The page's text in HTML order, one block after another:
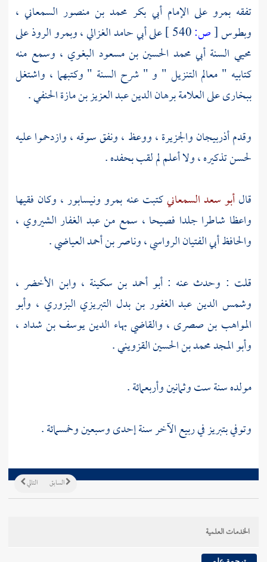
تفقهبمروعلى الإمامأبي بكر محمد بن منصور السمعاني ،
وبطوس[ص: علىأبي حامد الغزالي،وبمرو الروذعلى
محيي السنة أبي محمد الحسين بن مسعود البغوي ، وسمع منه
كتابيه " معالم التنزيل " و " شرح السنة " وكتبهما ، واشتغل
ببخارىعلىالعلامة برهان الدين عبد العزيز بن مازة الحنفي.
وقدمأذربيجانوالجزيرة، ووعظ ، ونفق سوقه ، وازدحموا عليه
لحسن تذكيره ، ولا أعلم لم لقببحفده.
قالأبو سعد السمعانيكتبت عنه بمروونيسابور، وكان فقيها
واعظا شاطرا جلدا فصيحا ، سمع منعبد الغفار الشيروي ،
والحافظأبي الفتيان الرواسي،وناصر بن أحمد العياضي.
قلت : وحدث عنه :أبو أحمد بن سكينة ، وابن الأخضر ،
وشمس الدين عبد الغفور بن بدل التبريزي البزوري ، وأبو
المواهب بن صصرى ، والقاضي بهاء الدين يوسف بن شداد ،
وأبو المجد محمد بن الحسين القزويني.
مولده سنة ست وثمانين وأربعمائة .
وتوفيبتبريزفي ربيع الآخر سنة إحدى وسبعين وخمسمائة .
التالي السابق
الخدمات العلمية